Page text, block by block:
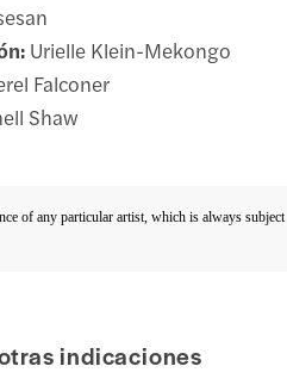
Urielle Klein-Mekongo
Falconer
Shaw
of any particular artist, which is always subject
indicaciones